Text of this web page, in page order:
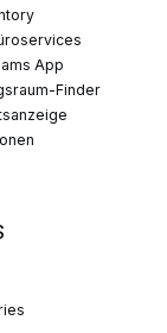
App
Finder